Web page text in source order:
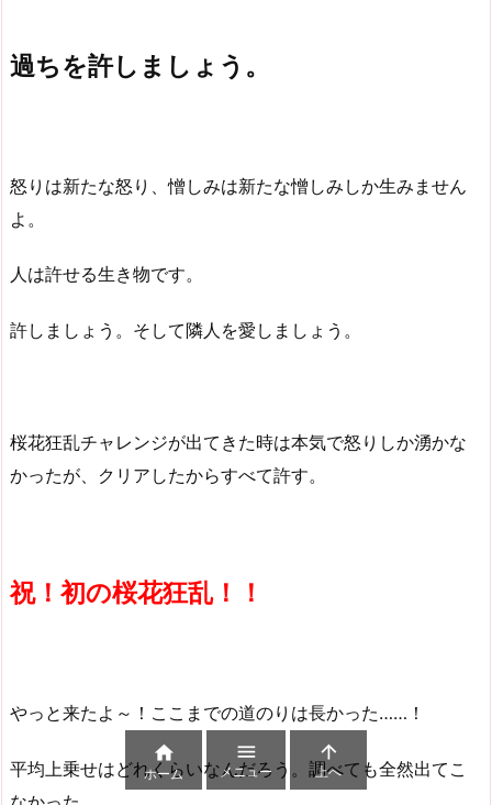
過ちを許しましょう。
怒りは新たな怒り、憎しみは新たな憎しみしか生みません
よ。
人は許せる生き物です。
許しましょう。そして隣人を愛しましょう。
桜花狂乱チャレンジが出てきた時は本気で怒りしか湧かな
かったが、クリアしたからすべて許す。
祝！初の桜花狂乱！！
やっと来たよ～！ここまでの道のりは長かった……！
平均上乗せはどれくらいなんだろう。調べても全然出てこ

ホーム

メニュー

上へ